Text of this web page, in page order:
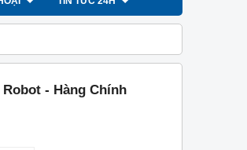
- Hàng Chính